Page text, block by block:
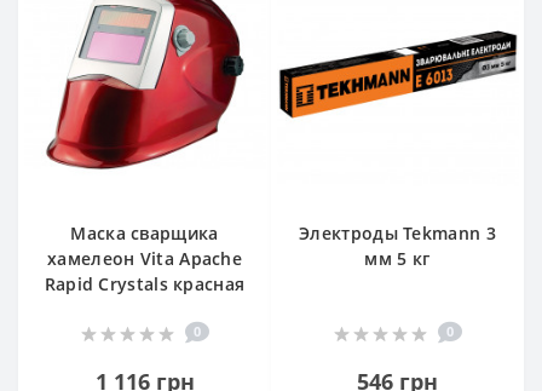
Маска сварщика
хамелеон Vita Apache
Rapid Crystals красная
0
1 116 грн
Электроды Tekmann 3
мм 5 кг
0
546 грн